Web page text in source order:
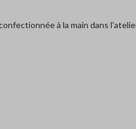
à la main dans